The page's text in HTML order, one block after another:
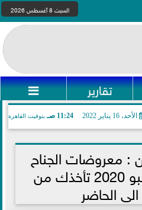
السبت 8 أغسطس 2026
تقارير 
الأحد، 16 يناير 2022 11:24 صـ بتوقيت القاهرة
: معروضات الجناح
المصري في اكسبو 2020 تأخذك من
الحاضر